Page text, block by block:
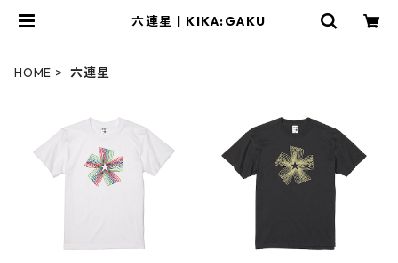
六連星 | KIKA:GAKU
HOME 六連星